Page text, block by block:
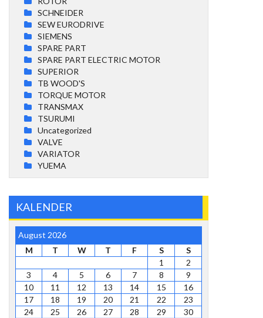
SCHNEIDER
SEW EURODRIVE
SIEMENS
SPARE PART
SPARE PART ELECTRIC MOTOR
SUPERIOR
TB WOOD'S
TORQUE MOTOR
TRANSMAX
TSURUMI
Uncategorized
VALVE
VARIATOR
YUEMA
KALENDER
August 2026
M
T W T F S
S
1
2
3
4 5 6 7 8
9
10
11 12 13 14 15
16
17
18 19 20 21 22
23
24
25 26 27 28 29
30